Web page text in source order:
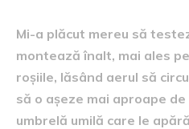
Mi-a plăcut mereu să
montează înalt, mai ales
roșiile, lăsând aerul să
să o așeze mai aproape
umbrelă umilă care le